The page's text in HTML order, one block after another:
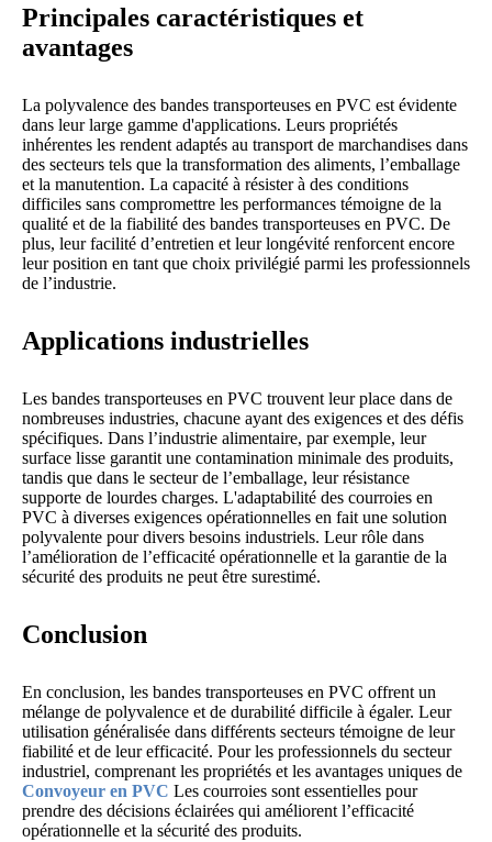
Principales caractéristiques et
avantages
La polyvalence des bandes transporteuses en PVC est évidente
dans leur large gamme d'applications. Leurs propriétés
inhérentes les rendent adaptés au transport de marchandises dans
des secteurs tels que la transformation des aliments, l’emballage
et la manutention. La capacité à résister à des conditions
difficiles sans compromettre les performances témoigne de la
qualité et de la fiabilité des bandes transporteuses en PVC. De
plus, leur facilité d’entretien et leur longévité renforcent encore
leur position en tant que choix privilégié parmi les professionnels
de l’industrie.
Applications industrielles
Les bandes transporteuses en PVC trouvent leur place dans de
nombreuses industries, chacune ayant des exigences et des défis
spécifiques. Dans l’industrie alimentaire, par exemple, leur
surface lisse garantit une contamination minimale des produits,
tandis que dans le secteur de l’emballage, leur résistance
supporte de lourdes charges. L'adaptabilité des courroies en
PVC à diverses exigences opérationnelles en fait une solution
polyvalente pour divers besoins industriels. Leur rôle dans
l’amélioration de l’efficacité opérationnelle et la garantie de la
sécurité des produits ne peut être surestimé.
Conclusion
En conclusion, les bandes transporteuses en PVC offrent un
mélange de polyvalence et de durabilité difficile à égaler. Leur
utilisation généralisée dans différents secteurs témoigne de leur
fiabilité et de leur efficacité. Pour les professionnels du secteur
industriel, comprenant les propriétés et les avantages uniques de
Convoyeur en PVC Les courroies sont essentielles pour
prendre des décisions éclairées qui améliorent l’efficacité
opérationnelle et la sécurité des produits.